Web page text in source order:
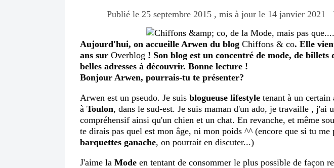
Publié le 25 septembre 2015 , mis à jour le 14 janvier 2021
Aujourd'hui, on accueille Arwen du blog Chiffons & co. Elle
ans sur Overblog ! Son blog est un concentré de mode, de billets
belles adresses à découvrir. Bonne lecture !
Bonjour Arwen, pourrais-tu te présenter?
Arwen est un pseudo. Je suis blogueuse lifestyle tenant à un certain
à Toulon, dans le sud-est. Je suis maman d'un ado, je travaille , j'ai
compréhensif ainsi qu'un chien et un chat. En revanche, et même
te dirais pas quel est mon âge, ni mon poids ^^ (encore que si tu me
barquettes ganache, on pourrait en discuter...)
J'aime la Mode en tentant de consommer le plus possible de façon